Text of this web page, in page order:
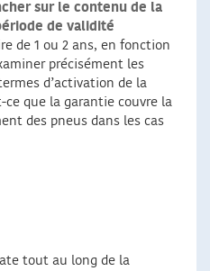
sur le contenu de la
de validité
de 1 ou 2 ans, en fonction
précisément les
d’activation de la
que la garantie couvre la
des pneus dans les cas
tout au long de la